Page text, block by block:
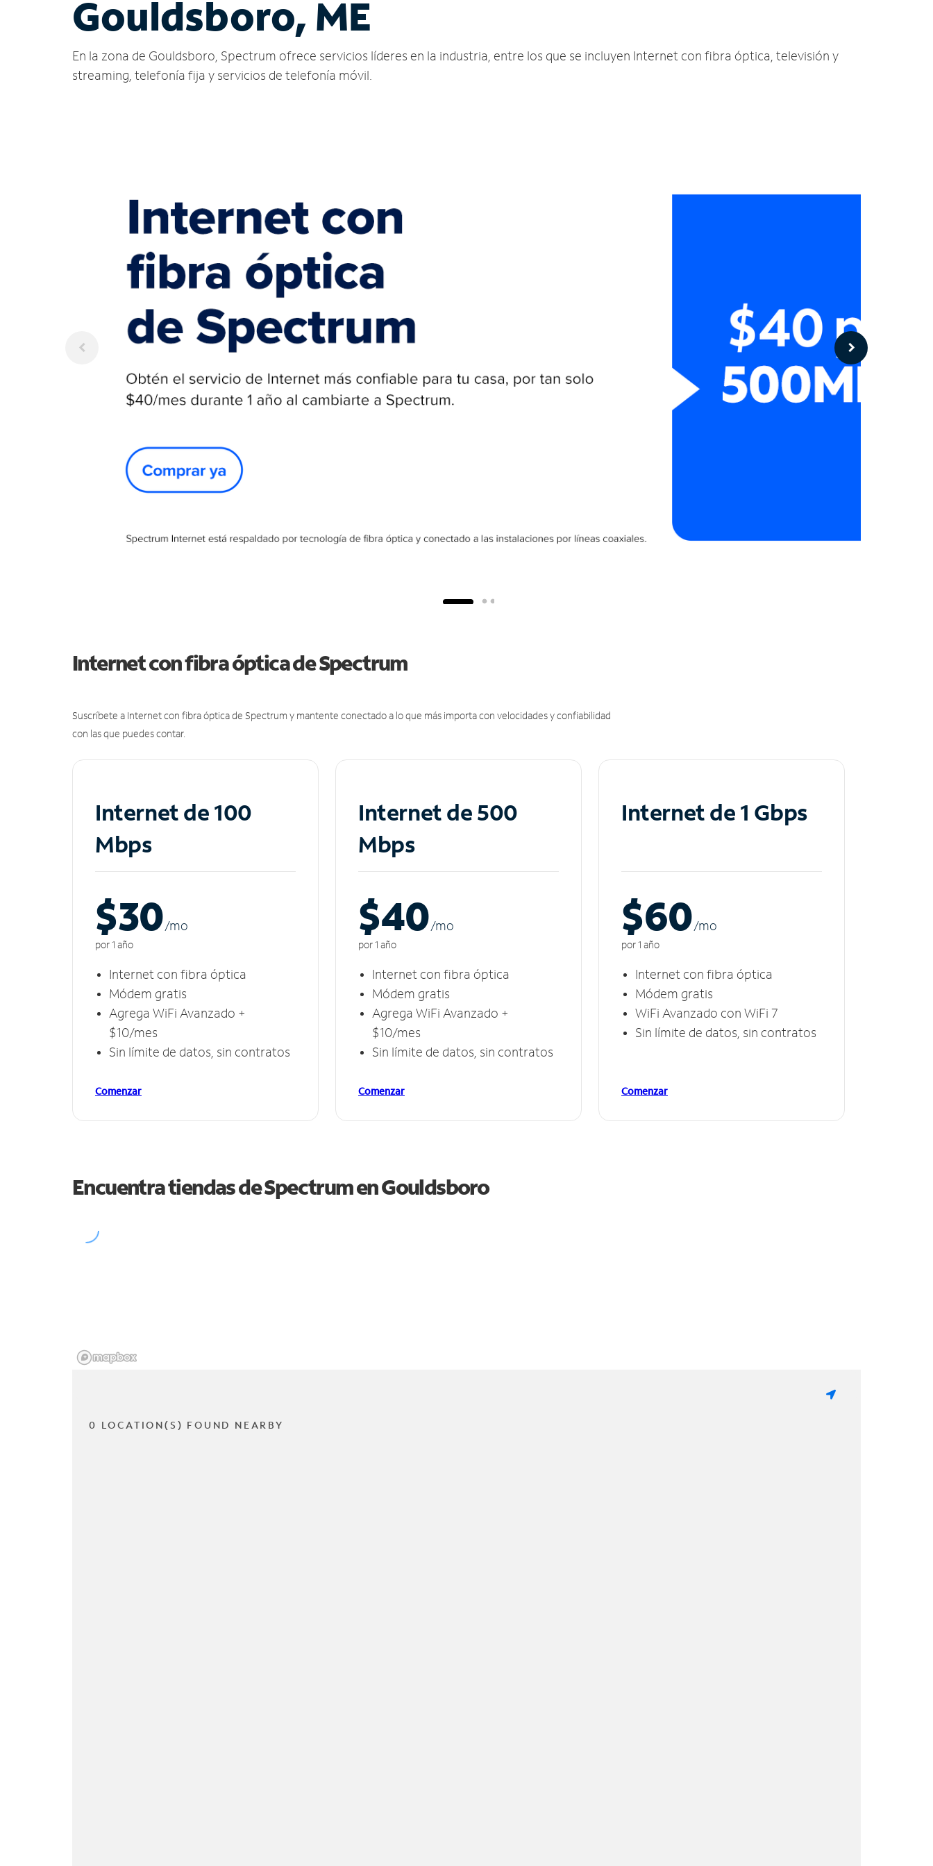
Gouldsboro, ME
En la zona de Gouldsboro, Spectrum ofrece servicios líderes en la industria, entre los que se incluyen Internet con fibra óptica, televisión y
streaming, telefonía fija y servicios de telefonía móvil.
Internet con fibra óptica de Spectrum
Suscríbete a Internet con fibra óptica de Spectrum y mantente conectado a lo que más importa con velocidades y confiabilidad
con las que puedes contar.
Internet de 100
Mbps
$30/mo
por 1 año
Internet con fibra óptica
Módem gratis
Agrega WiFi Avanzado +
$10/mes
Sin límite de datos, sin contratos
Comenzar
Internet de 500
Mbps
$40/mo
por 1 año
Internet con fibra óptica
Módem gratis
Agrega WiFi Avanzado +
$10/mes
Sin límite de datos, sin contratos
Comenzar
Internet de 1 Gbps
$60/mo
por 1 año
Internet con fibra óptica
Módem gratis
WiFi Avanzado con WiFi 7
Sin límite de datos, sin contratos
Comenzar
Encuentra tiendas de Spectrum enGouldsboro
0 LOCATION(S) FOUND NEARBY